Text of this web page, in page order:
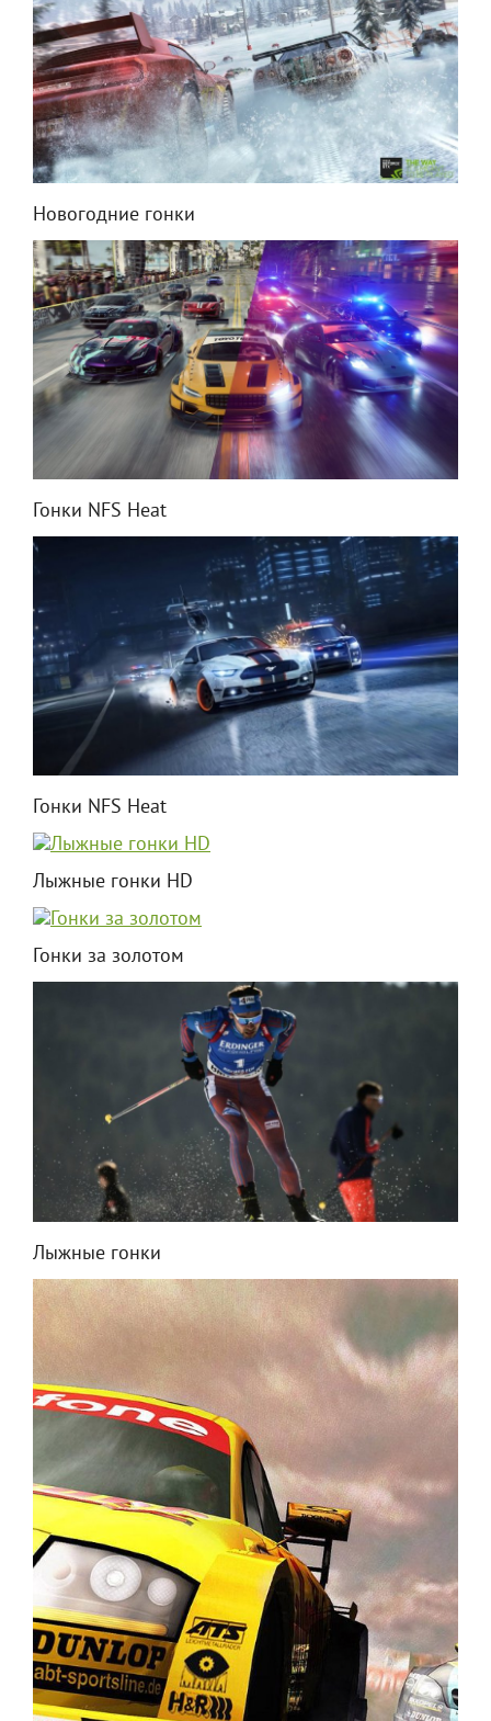
Новогодние гонки
Гонки NFS Heat
Гонки NFS Heat
Лыжные гонки HD
Гонки за золотом
Лыжные гонки